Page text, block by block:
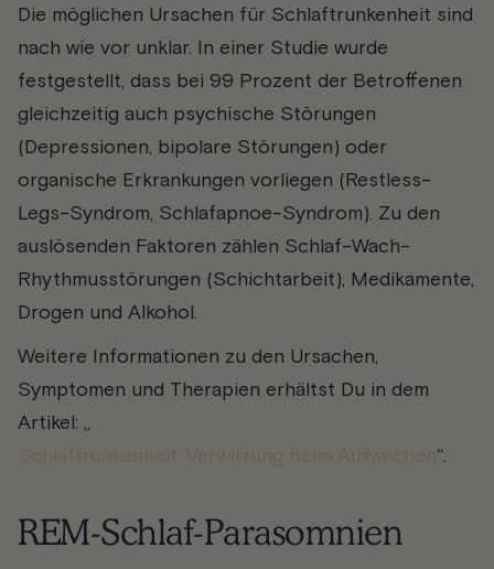
Die möglichen Ursachen für Schlaftrunkenheit sind
nach wie vor unklar. In einer Studie wurde
festgestellt, dass bei 99 Prozent der Betroffenen
gleichzeitig auch psychische Störungen
(Depressionen, bipolare Störungen) oder
organische Erkrankungen vorliegen (Restless-
Legs-Syndrom, Schlafapnoe-Syndrom). Zu den
auslösenden Faktoren zählen Schlaf-Wach-
Rhythmusstörungen (Schichtarbeit), Medikamente,
Drogen und Alkohol.
Weitere Informationen zu den Ursachen,
Symptomen und Therapien erhältst Du in dem
Artikel: „
Schlaftrunkenheit: Verwirrung beim Aufwachen“.
REM-Schlaf-Parasomnien